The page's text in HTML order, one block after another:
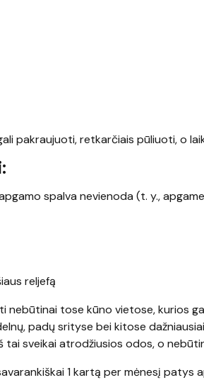
pakraujuoti, retkarčiais pūliuoti, o
spalva nevienoda (t. y.,
reljefą
tose kūno vietose, kurios
padų srityse bei kitose
sveikai atrodžiusios odos, o
1 kartą per mėnesį patys